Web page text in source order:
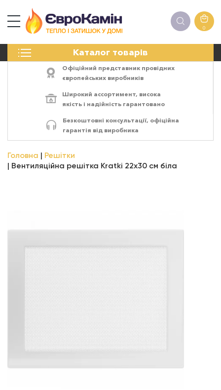
0
Каталог товарів
ПЕЧІ
ЕЛЕКТРОКАМІНИ
АКСЕСУАРИ
Офіційний представник провідних
європейських виробників
Широкий ассортимент, висока
якість і надійність гарантовано
Безкоштовні консультації, офіційна
гарантія від виробника
Головна
Решітки
Вентиляційна решітка Kratki 22х30 см біла